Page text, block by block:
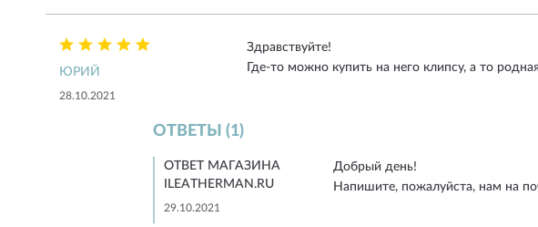
ЮРИЙ
28.10.2021
Здравствуйте!
Где-то можно купить на него клипсу, а то
ОТВЕТЫ (1)
ОТВЕТ МАГАЗИНА
ILEATHERMAN.RU
29.10.2021
Добрый день!
Напишите, пожалуйста, нам на